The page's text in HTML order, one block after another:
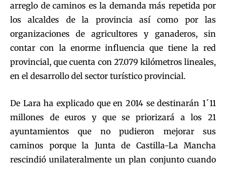
arreglo de caminos es la demanda más repetida por
los alcaldes de la provincia así como por las
organizaciones de agricultores y ganaderos, sin
contar con la enorme influencia que tiene la red
provincial, que cuenta con 27.079 kilómetros lineales,
en el desarrollo del sector turístico provincial.
De Lara ha explicado que en 2014 se destinarán 1´11
millones de euros y que se priorizará a los 21
ayuntamientos que no pudieron mejorar sus
caminos porque la Junta de Castilla-La Mancha
rescindió unilateralmente un plan conjunto cuando